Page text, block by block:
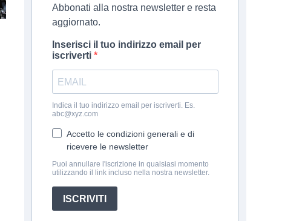
Abbonati alla nostra newsletter e resta
aggiornato.
Inserisci il tuo indirizzo email per
iscriverti
Indica il tuo indirizzo email per iscriverti. Es.
abc@xyz.com
Accetto le condizioni generali e di
ricevere le newsletter
Puoi annullare l'iscrizione in qualsiasi momento
utilizzando il link incluso nella nostra newsletter.
ISCRIVITI